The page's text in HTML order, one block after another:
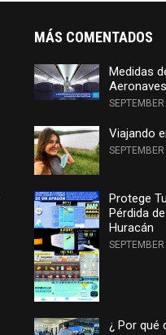
MÁS COMENTADOS
Medidas
Viajando
Protege
Pérdida
Huracán
¿ Por qué